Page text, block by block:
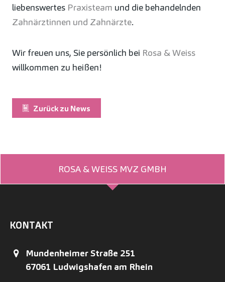
liebenswertes Praxisteam und die behandelnden
Zahnärztinnen und Zahnärzte.
Wir freuen uns, Sie persönlich bei Rosa & Weiss
willkommen zu heißen!
Zurück zu News
ROSA & WEISS MVZ GMBH
KONTAKT
Mundenheimer Straße 251
67061 Ludwigshafen am Rhein